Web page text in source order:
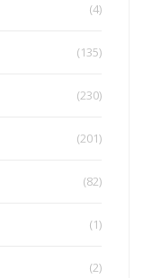
(4)
(135)
(230)
(201)
(82)
(1)
(2)